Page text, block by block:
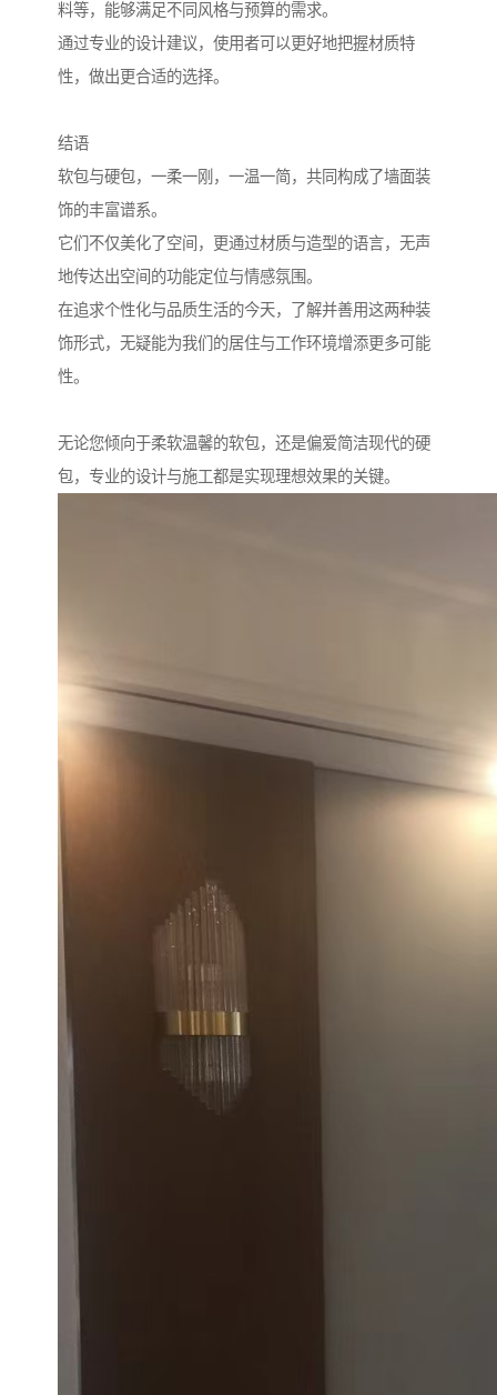
料等，能够满足不同风格与预算的需求。
通过专业的设计建议，使用者可以更好地把握材质特
性，做出更合适的选择。
结语
软包与硬包，一柔一刚，一温一简，共同构成了墙面装
饰的丰富谱系。
它们不仅美化了空间，更通过材质与造型的语言，无声
地传达出空间的功能定位与情感氛围。
在追求个性化与品质生活的今天，了解并善用这两种装
饰形式，无疑能为我们的居住与工作环境增添更多可能
性。
无论您倾向于柔软温馨的软包，还是偏爱简洁现代的硬
包，专业的设计与施工都是实现理想效果的关键。